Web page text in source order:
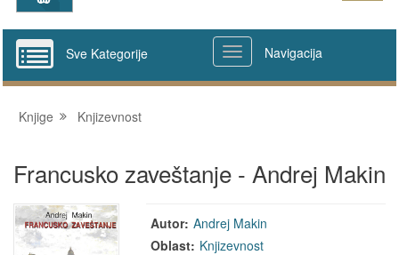
Sve Kategorije Navigacija
Knjige Knjizevnost
Francusko zaveštanje - Andrej Makin
Autor: Andrej Makin
Oblast: Knjizevnost